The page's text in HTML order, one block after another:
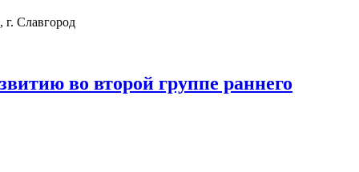
Славгород
во второй группе раннего